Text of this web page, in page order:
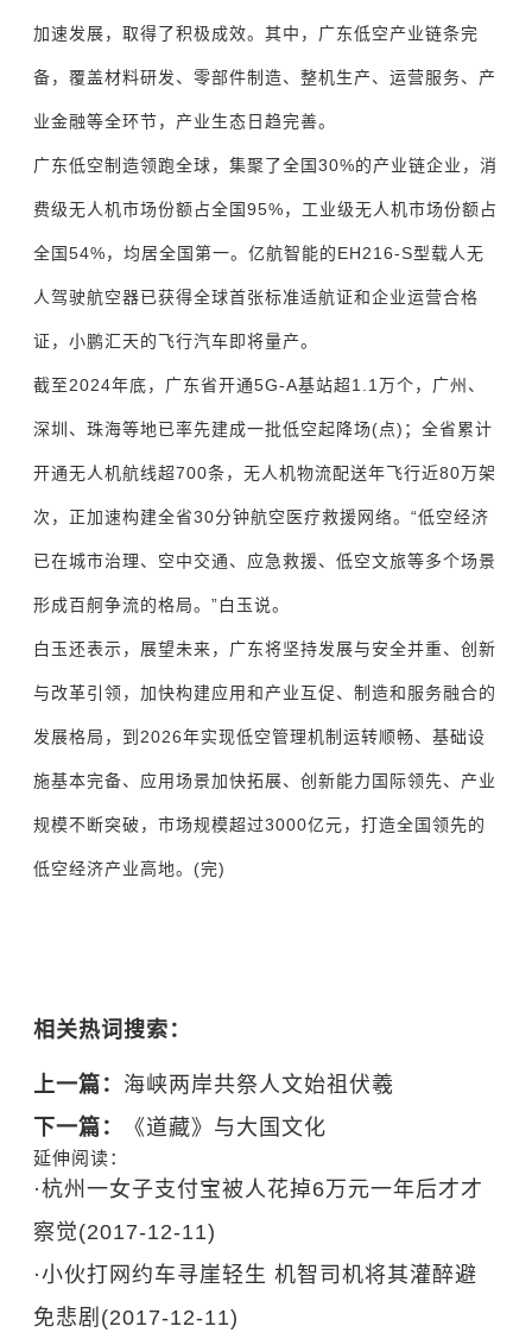
加速发展，取得了积极成效。其中，广东低空产业链条完
备，覆盖材料研发、零部件制造、整机生产、运营服务、产
业金融等全环节，产业生态日趋完善。
广东低空制造领跑全球，集聚了全国30%的产业链企业，消
费级无人机市场份额占全国95%，工业级无人机市场份额占
全国54%，均居全国第一。亿航智能的EH216-S型载人无
人驾驶航空器已获得全球首张标准适航证和企业运营合格
证，小鹏汇天的飞行汽车即将量产。
截至2024年底，广东省开通5G-A基站超1.1万个，广州、
深圳、珠海等地已率先建成一批低空起降场(点)；全省累计
开通无人机航线超700条，无人机物流配送年飞行近80万架
次，正加速构建全省30分钟航空医疗救援网络。“低空经济
已在城市治理、空中交通、应急救援、低空文旅等多个场景
形成百舸争流的格局。”白玉说。
白玉还表示，展望未来，广东将坚持发展与安全并重、创新
与改革引领，加快构建应用和产业互促、制造和服务融合的
发展格局，到2026年实现低空管理机制运转顺畅、基础设
施基本完备、应用场景加快拓展、创新能力国际领先、产业
规模不断突破，市场规模超过3000亿元，打造全国领先的
低空经济产业高地。(完)
相关热词搜索：
上一篇： 海峡两岸共祭人文始祖伏羲
下一篇：
《道藏》与大国文化
延伸阅读：
·杭州一女子支付宝被人花掉6万元一年后才才
察觉(2017-12-11)
·小伙打网约车寻崖轻生 机智司机将其灌醉避
免悲剧 (2017-12-11)